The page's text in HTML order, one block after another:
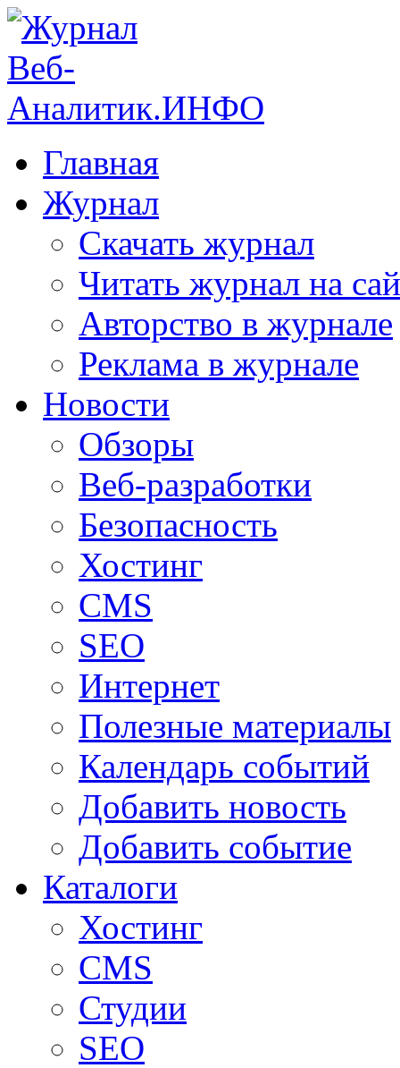
Главная
Журнал
Скачать журнал
Читать журнал на
Авторство в журнале
Реклама в журнале
Новости
Обзоры
Веб-разработки
Безопасность
Хостинг
CMS
SEO
Интернет
Полезные материалы
Календарь событий
Добавить новость
Добавить событие
Каталоги
Хостинг
CMS
Студии
SEO